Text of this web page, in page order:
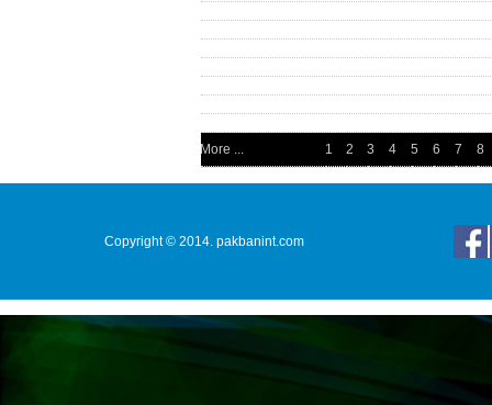
More ... 1 2 3 4 5 6 7 8
Copyright © 2014. pakbanint.com